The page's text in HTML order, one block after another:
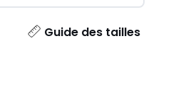
Guide des tailles